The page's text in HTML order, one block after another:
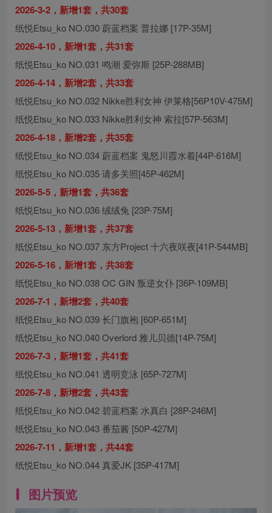
2026-3-2，新增1套，共30套
纸悦Etsu_ko NO.030 蔚蓝档案 普拉娜 [17P-35M]
2026-4-10，新增1套，共31套
纸悦Etsu_ko NO.031 鸣潮 爱弥斯 [25P-288MB]
2026-4-14，新增2套，共33套
纸悦Etsu_ko NO.032 Nikke胜利女神 伊莱格[56P10V-475M]
纸悦Etsu_ko NO.033 Nikke胜利女神 索拉[57P-563M]
2026-4-18，新增2套，共35套
纸悦Etsu_ko NO.034 蔚蓝档案 鬼怒川霞水着[44P-616M]
纸悦Etsu_ko NO.035 请多关照[45P-462M]
2026-5-5，新增1套，共36套
纸悦Etsu_ko NO.036 绒绒兔 [23P-75M]
2026-5-13，新增1套，共37套
纸悦Etsu_ko NO.037 东方Project 十六夜咲夜[41P-544MB]
2026-5-16，新增1套，共38套
纸悦Etsu_ko NO.038 OC GIN 叛逆女仆 [36P-109MB]
2026-7-1，新增2套，共40套
纸悦Etsu_ko NO.039 长门旗袍 [60P-651M]
纸悦Etsu_ko NO.040 Overlord 雅儿贝德[14P-75M]
2026-7-3，新增1套，共41套
纸悦Etsu_ko NO.041 透明竞泳 [65P-727M]
2026-7-8，新增2套，共43套
纸悦Etsu_ko NO.042 碧蓝档案 水真白 [28P-246M]
纸悦Etsu_ko NO.043 番茄酱 [50P-427M]
2026-7-11，新增1套，共44套
纸悦Etsu_ko NO.044 真爱JK [35P-417M]
图片预览